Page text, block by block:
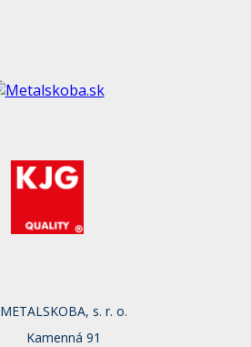
METALSKOBA, s. r. o.
Kamenná 91